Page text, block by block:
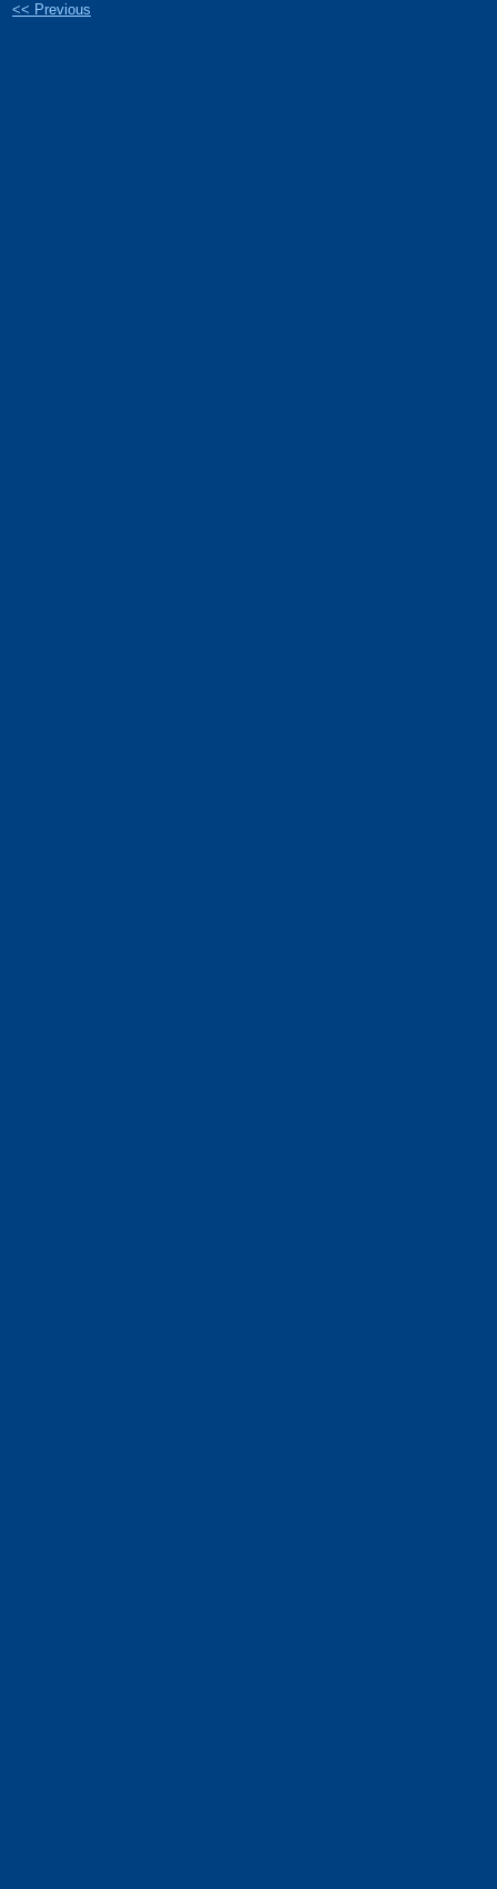
<< Previous